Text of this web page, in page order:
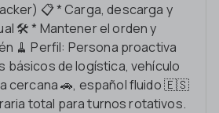
📋 * Carga, descarga y
🛠️ * Mantener el orden y
🧹 Perfil: Persona proactiva
básicos de logística, vehículo
cercana 🚗, español fluido 🇪🇸
total para turnos rotativos.